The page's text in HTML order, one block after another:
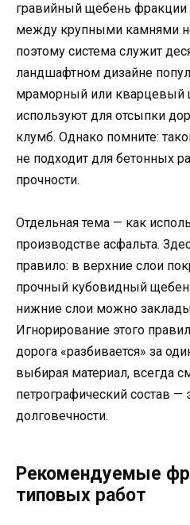
гравийный щебень
между крупными камнями
поэтому система служит
ландшафтном дизайне
мраморный или кварцевый
используют для отсыпки
клумб. Однако помните:
не подходит для бетонных
прочности.
Отдельная тема — как
производстве асфальта.
правило: в верхние слои
прочный кубовидный
нижние слои можно
Игнорирование этого
дорога «разбивается» за
выбирая материал, всегда
петрографический состав —
долговечности.
Рекомендуемые
типовых работ